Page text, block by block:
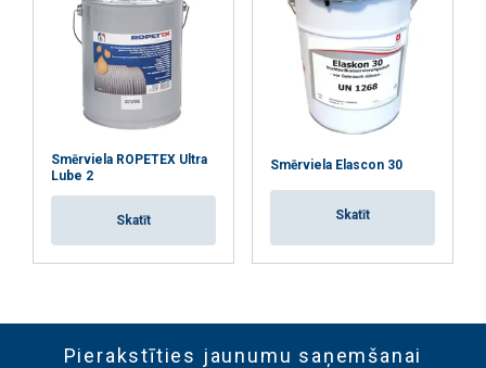
Smērviela ROPETEX Ultra
Lube 2
Skatīt
Smērviela Elascon 30
Skatīt
Pierakstīties jaunumu saņemšanai
PIEKRIST VISIEM
ATTEIKTIES NO VISIEM